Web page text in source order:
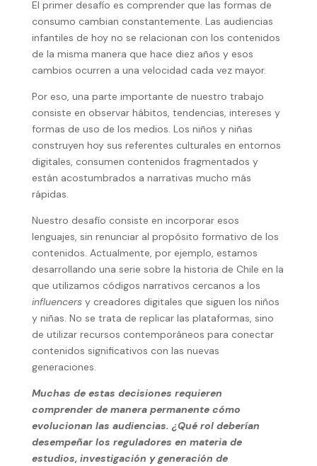
El primer desafío es comprender que las formas de
consumo cambian constantemente. Las audiencias
infantiles de hoy no se relacionan con los contenidos
de la misma manera que hace diez años y esos
cambios ocurren a una velocidad cada vez mayor.
Por eso, una parte importante de nuestro trabajo
consiste en observar hábitos, tendencias, intereses y
formas de uso de los medios. Los niños y niñas
construyen hoy sus referentes culturales en entornos
digitales, consumen contenidos fragmentados y
están acostumbrados a narrativas mucho más
rápidas.
Nuestro desafío consiste en incorporar esos
lenguajes, sin renunciar al propósito formativo de los
contenidos. Actualmente, por ejemplo, estamos
desarrollando una serie sobre la historia de Chile en la
que utilizamos códigos narrativos cercanos a los
influencersy creadores digitales que siguen los niños
y niñas. No se trata de replicar las plataformas, sino
de utilizar recursos contemporáneos para conectar
contenidos significativos con las nuevas
generaciones.
Muchas de estas decisiones requieren
comprender de manera permanente cómo
evolucionan las audiencias. ¿Qué rol deberían
desempeñar los reguladores en materia de
estudios, investigación y generación de